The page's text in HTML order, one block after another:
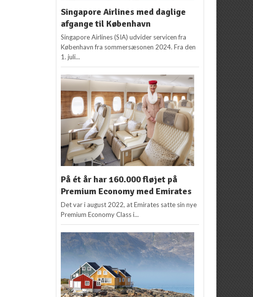
Singapore Airlines med daglige
afgange til København
Singapore Airlines (SIA) udvider servicen fra
København fra sommersæsonen 2024. Fra den
1. juli...
På ét år har 160.000 fløjet på
Premium Economy med Emirates
Det var i august 2022, at Emirates satte sin nye
Premium Economy Class i...